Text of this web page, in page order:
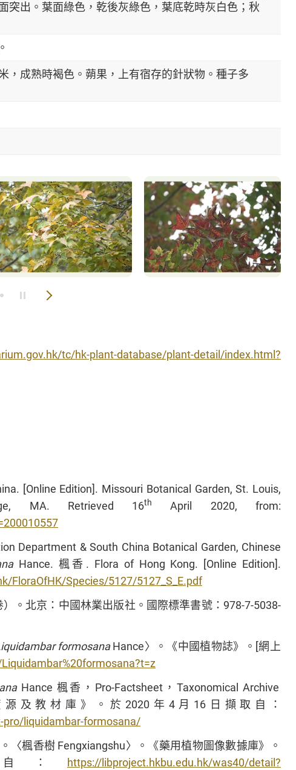
突出。葉面綠色，乾後灰綠色，葉底乾時灰白色；秋
，成熟時褐色。蒴果，上有宿存的針狀物。種子多
tc/hk-plant-database/plant-detail/index.html?
[Online Edition]. Missouri Botanical Garden, St. Louis,
MA. Retrieved 16th
April 2020, from:
Department & South China Botanical Garden, Chinese
Hance. 楓香. Flora of Hong Kong. [Online Edition].
FloraOfHK/Species/5127/5127_S_E.pdf
。北京：中國林業出版社。國際標準書號：978-7-5038-
formosanaHance〉。《中國植物誌》。[網上
Hance 楓香，Pro-Factsheet，Taxonomical Archive
及教材庫》。於2020年4月16日擷取自：
liquidambar-formosana/
楓香樹 Fengxiangshu〉。《藥用植物圖像數據庫》。
： https://libproject.hkbu.edu.hk/was40/detail?